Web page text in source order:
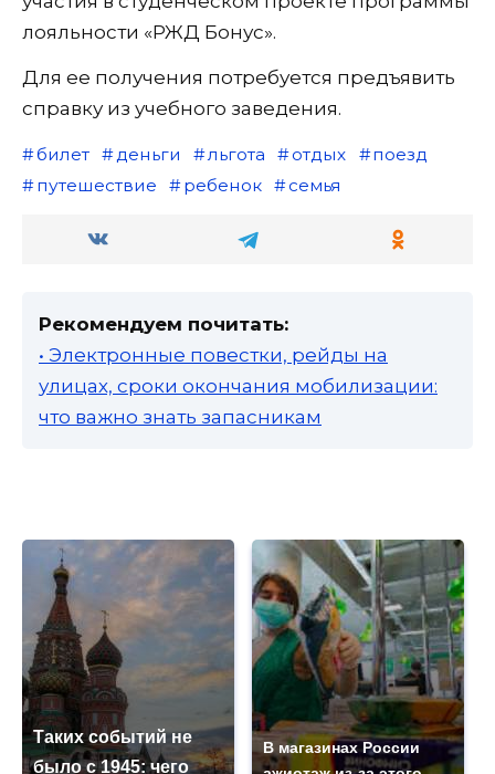
лояльности «РЖД Бонус».
Для ее получения потребуется предъявить
справку из учебного заведения.
билет деньги льгота отдых
поезд
путешествие
ребенок семья
Рекомендуем почитать:
• Электронные повестки, рейды на
улицах, сроки окончания мобилизации:
что важно знать запасникам
Таких событий не
было с 1945: чего
В магазинах России